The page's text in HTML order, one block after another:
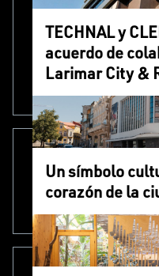
TECHNAL y
acuerdo de
Larimar City &
smart city del
Un símbolo
corazón de la